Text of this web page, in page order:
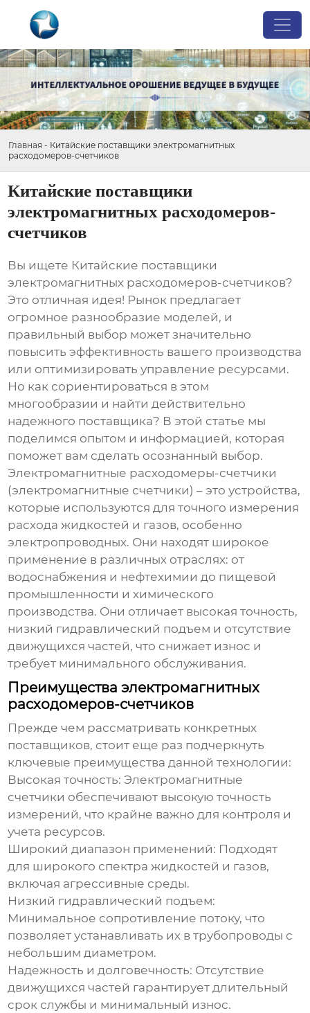
Главная - Китайские поставщики электромагнитных
расходомеров-счетчиков
Китайские поставщики
электромагнитных расходомеров-
счетчиков
Вы ищете Китайские поставщики
электромагнитных расходомеров-счетчиков?
Это отличная идея! Рынок предлагает
огромное разнообразие моделей, и
правильный выбор может значительно
повысить эффективность вашего производства
или оптимизировать управление ресурсами.
Но как сориентироваться в этом
многообразии и найти действительно
надежного поставщика? В этой статье мы
поделимся опытом и информацией, которая
поможет вам сделать осознанный выбор.
Электромагнитные расходомеры-счетчики
(электромагнитные счетчики) – это устройства,
которые используются для точного измерения
расхода жидкостей и газов, особенно
электропроводных. Они находят широкое
применение в различных отраслях: от
водоснабжения и нефтехимии до пищевой
промышленности и химического
производства. Они отличает высокая точность,
низкий гидравлический подъем и отсутствие
движущихся частей, что снижает износ и
требует минимального обслуживания.
Преимущества электромагнитных
расходомеров-счетчиков
Прежде чем рассматривать конкретных
поставщиков, стоит еще раз подчеркнуть
ключевые преимущества данной технологии:
Высокая точность: Электромагнитные
счетчики обеспечивают высокую точность
измерений, что крайне важно для контроля и
учета ресурсов.
Широкий диапазон применений: Подходят
для широкого спектра жидкостей и газов,
включая агрессивные среды.
Низкий гидравлический подъем:
Минимальное сопротивление потоку, что
позволяет устанавливать их в трубопроводы с
небольшим диаметром.
Надежность и долговечность: Отсутствие
движущихся частей гарантирует длительный
срок службы и минимальный износ.